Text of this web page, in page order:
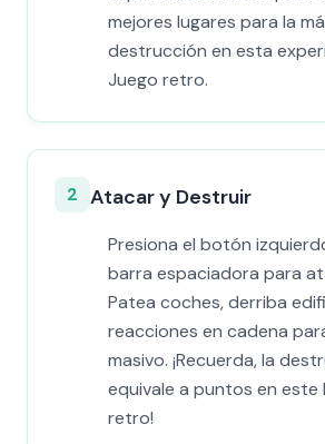
mejores lugares para la
destrucción en esta
Juego retro.
2 Atacar y Destruir
Presiona el botón
barra espaciadora para
Patea coches, derriba
reacciones en cadena
masivo. ¡Recuerda, la
equivale a puntos en este
retro!